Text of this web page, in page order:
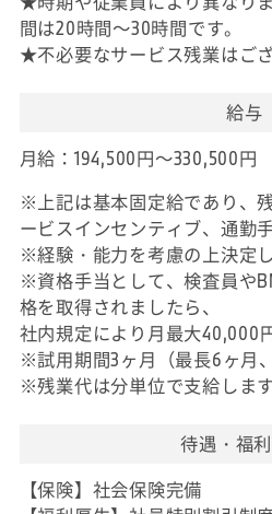
間は20時間～30時間です。
★不必要なサービス残業はござ
給与
月給：194,500円～330,500円
※上記は基本固定給であり、
ービスインセンティブ、通勤
※経験・能力を考慮の上決定
※資格手当として、検査員や
格を取得されましたら、
社内規定により月最大40,000
※試用期間3ヶ月（最長6ヶ月
※残業代は分単位で支給します
待遇・福
【保険】社会保険完備